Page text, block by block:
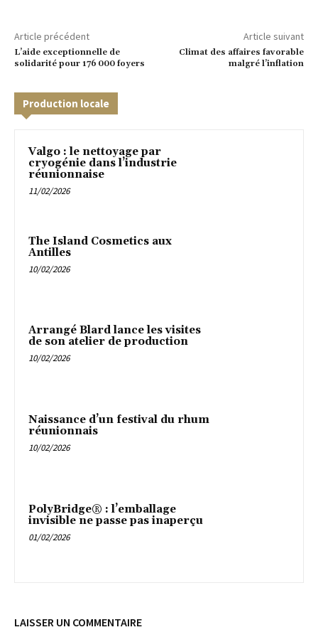
Article précédent
L’aide exceptionnelle de
solidarité pour 176 000 foyers
Article suivant
Climat des affaires favorable
malgré l’inflation
Production locale
Valgo : le nettoyage par
cryogénie dans l’industrie
réunionnaise
11/02/2026
The Island Cosmetics aux
Antilles
10/02/2026
Arrangé Blard lance les visites
de son atelier de production
10/02/2026
Naissance d’un festival du rhum
réunionnais
10/02/2026
PolyBridge® : l’emballage
invisible ne passe pas inaperçu
01/02/2026
LAISSER UN COMMENTAIRE